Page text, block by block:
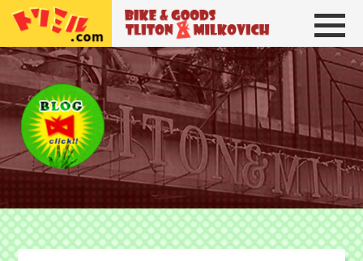
トリトン＆ミルコビッチ BIKE＆